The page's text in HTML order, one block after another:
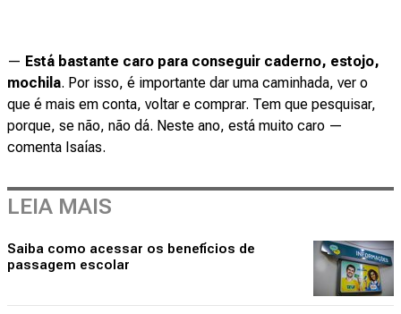
— Está bastante caro para conseguir caderno, estojo,
mochila. Por isso, é importante dar uma caminhada, ver o
que é mais em conta, voltar e comprar. Tem que pesquisar,
porque, se não, não dá. Neste ano, está muito caro —
comenta Isaías.
LEIA MAIS
Saiba como acessar os benefícios de
passagem escolar